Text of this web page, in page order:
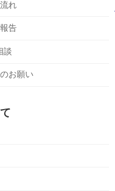
れ
告
談
お願い